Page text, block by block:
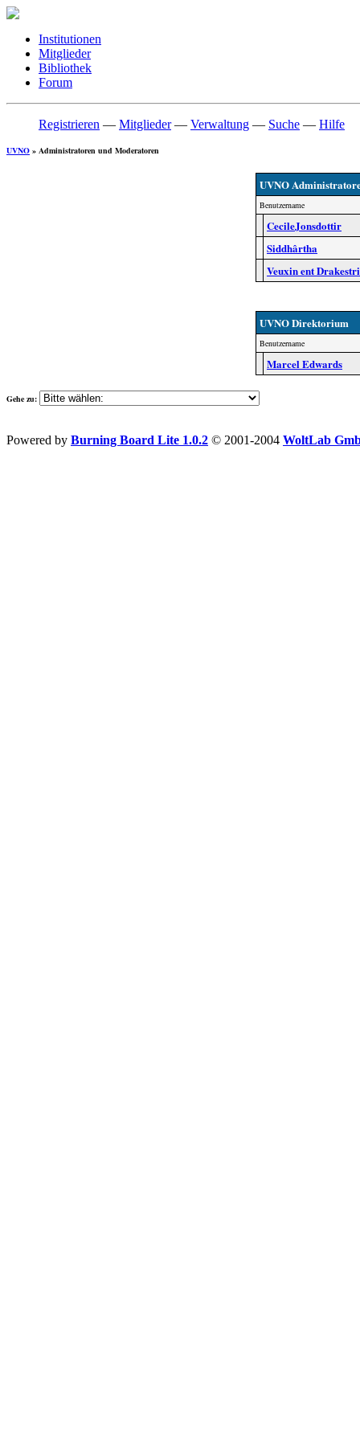
Institutionen
Mitglieder
Bibliothek
Forum
Registrieren — Mitglieder— Verwaltung — Suche — Hilfe
UVNO » Administratoren und Moderatoren
UVNO
Benutzername
CecileJonsdottir
Siddhârtha
Veuxin ent
UVNO Direktorium
Benutzername
Marcel Edwards
Gehe zu:
Powered by Burning Board Lite 1.0.2 © 2001-2004 WoltLab